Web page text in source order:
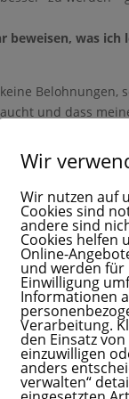
beweisen, was
Belohnungen,
und dass
aussehen:
Bad, ein
zu beginnen
meinem Körper
Slow Juicerund
je gemacht habe 🍏
mit
und Geschmack
Dauerstress,
Klick von
Gib hier deinen
Gib hier deinen
E-Mail-Adresse
Wir
Wir nutzen auf
Cookies sind
andere sind
Cookies helfen
Online-
und werden für
Einwilligung
Informationen
Verarbeitung.
den Einsatz
einzuwilligen
anders
verwalten“